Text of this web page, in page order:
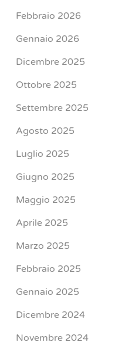
Febbraio 2026
Gennaio 2026
Dicembre 2025
Ottobre 2025
Settembre 2025
Agosto 2025
Luglio 2025
Giugno 2025
Maggio 2025
Aprile 2025
Marzo 2025
Febbraio 2025
Gennaio 2025
Dicembre 2024
Novembre 2024